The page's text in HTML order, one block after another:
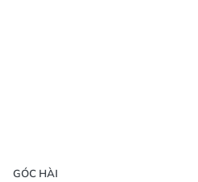
GÓC HÀI